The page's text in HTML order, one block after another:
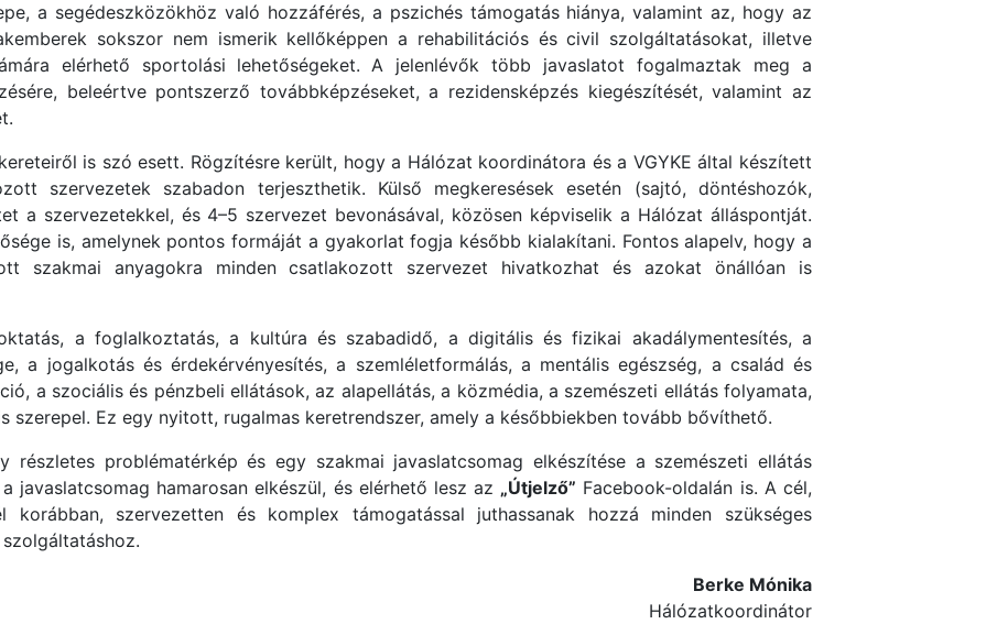
a segédeszközökhöz való hozzáférés, a pszichés támogatás hiánya, valamint az, hogy az
sokszor nem ismerik kellőképpen a rehabilitációs és civil szolgáltatásokat, illetve
elérhető sportolási lehetőségeket. A jelenlévők több javaslatot fogalmaztak meg a
beleértve pontszerző továbbképzéseket, a rezidensképzés kiegészítését, valamint az
is szó esett. Rögzítésre került, hogy a Hálózat koordinátora és a VGYKE által készített
szervezetek szabadon terjeszthetik. Külső megkeresések esetén (sajtó, döntéshozók,
a szervezetekkel, és 4–5 szervezet bevonásával, közösen képviselik a Hálózat álláspontját.
is, amelynek pontos formáját a gyakorlat fogja később kialakítani. Fontos alapelv, hogy a
szakmai anyagokra minden csatlakozott szervezet hivatkozhat és azokat önállóan is
a foglalkoztatás, a kultúra és szabadidő, a digitális és fizikai akadálymentesítés, a
a jogalkotás és érdekérvényesítés, a szemléletformálás, a mentális egészség, a család és
a szociális és pénzbeli ellátások, az alapellátás, a közmédia, a szemészeti ellátás folyamata,
szerepel. Ez egy nyitott, rugalmas keretrendszer, amely a későbbiekben tovább bővíthető.
problématérkép és egy szakmai javaslatcsomag elkészítése a szemészeti ellátás
javaslatcsomag hamarosan elkészül, és elérhető lesz az „Útjelző” Facebook-oldalán is. A cél,
szervezetten és komplex támogatással juthassanak hozzá minden szükséges
Berke Mónika
Hálózatkoordinátor